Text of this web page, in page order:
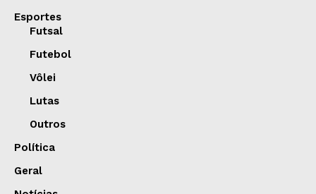
Esportes
Futsal
Futebol
Vôlei
Lutas
Outros
Política
Geral